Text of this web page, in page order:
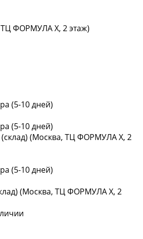
ТЦ ФОРМУЛА Х, 2 этаж)
(5-10 дней)
(5-10 дней)
(Москва, ТЦ ФОРМУЛА Х, 2
(5-10 дней)
(Москва, ТЦ ФОРМУЛА Х, 2